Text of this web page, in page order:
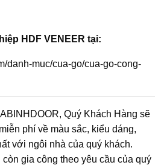
HDF VENEER tại:
danh-muc/cua-go/cua-go-cong-
Quý Khách Hàng sẽ
phí về màu sắc, kiểu dáng,
với ngôi nhà của quý khách.
gia công theo yêu cầu của quý